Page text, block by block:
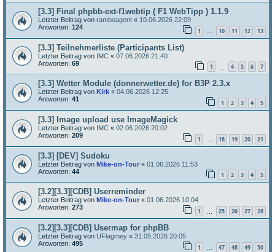
[3.3] Final phpbb-ext-f1webtip ( F1 WebTipp ) 1.1.9
Letzter Beitrag von ramboagent « 10.06.2026 22:09
Antworten: 124 1 … 10 11 12 13
[3.3] Teilnehmerliste (Participants List)
Letzter Beitrag von IMC « 07.06.2026 21:40
Antworten: 69 1 4 5 6 7
[3.3] Wetter Module (donnerwetter.de) for B3P 2.3.x
Letzter Beitrag von Kirk « 04.06.2026 12:25
Antworten: 41 1 2 3 4 5
[3.3] Image upload use ImageMagick
Letzter Beitrag von IMC « 02.06.2026 20:02
Antworten: 209 1 … 18 19 20 21
[3.3] [DEV] Sudoku
Letzter Beitrag von Mike-on-Tour « 01.06.2026 11:53
Antworten: 44 1 2 3 4 5
[3.2][3.3][CDB] Userreminder
Letzter Beitrag von Mike-on-Tour « 01.06.2026 10:04
Antworten: 273 1 25 26 27 28
[3.2][3.3][CDB] Usermap for phpBB
Letzter Beitrag von UFlagmey « 31.05.2026 20:05
Antworten: 495 1 … 47 48 49 50